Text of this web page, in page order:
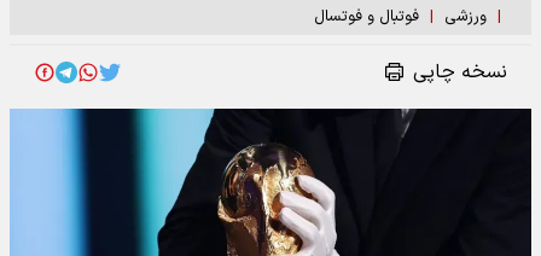
| ورزشی | فوتبال و فوتسال
نسخه چاپی